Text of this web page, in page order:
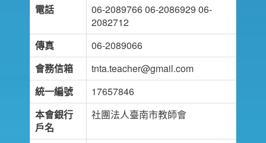
電話
06-2089766 06-2086929 06-
2082712
傳真
06-2089066
會務信箱
tnta.teacher@gmail.com
統一編號
17657846
本會銀行
戶名
社團法人臺南市教師會